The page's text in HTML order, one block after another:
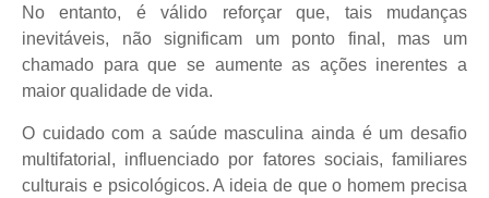
No entanto, é válido reforçar que, tais mudanças
inevitáveis, não significam um ponto final, mas um
chamado para que se aumente as ações inerentes a
maior qualidade de vida.
O cuidado com a saúde masculina ainda é um desafio
multifatorial, influenciado por fatores sociais, familiares
culturais e psicológicos. A ideia de que o homem precisa